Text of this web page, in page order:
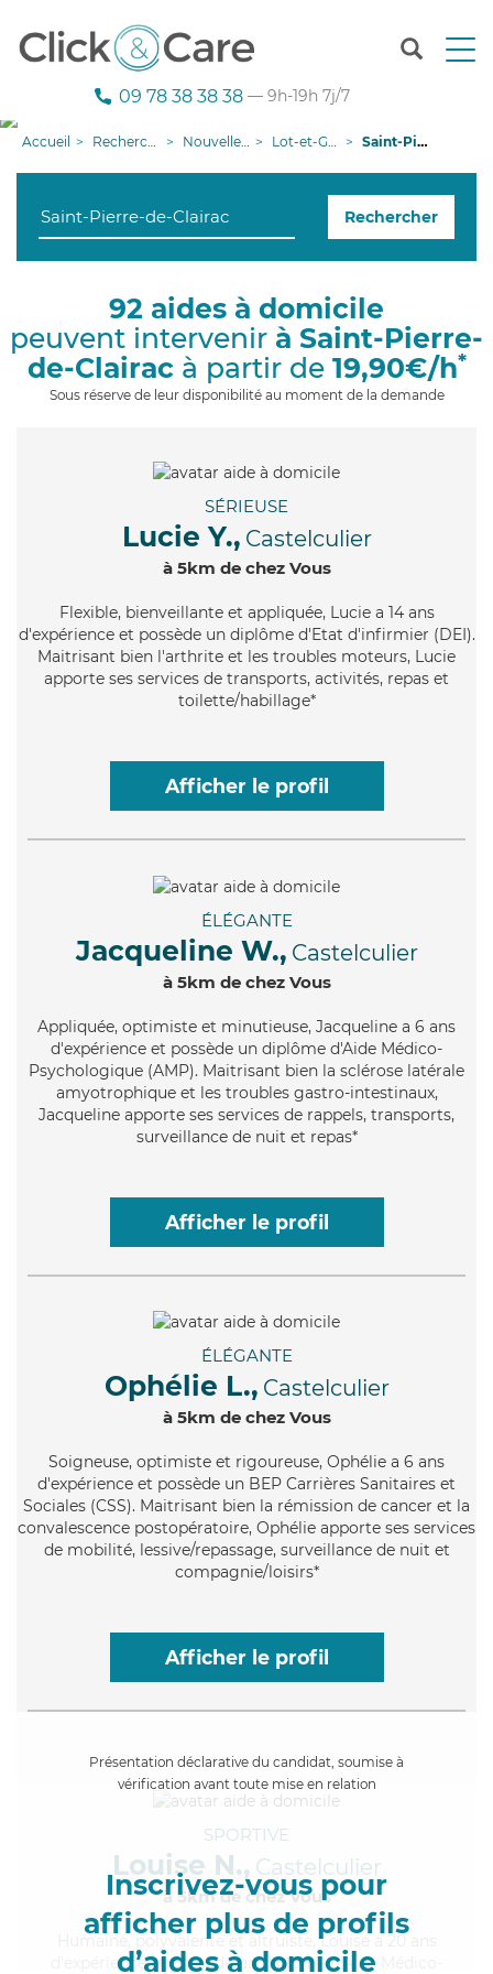
T
n
g
i
o
09 78 38 38 38 — 9h-19h 7j/7
Accueil Recherche aide à domicile Nouvelle-Aquitaine Lot-et-Garonne Saint-Pierre-de-Clairac
Rechercher
92 aides à domicile
peuvent intervenir à Saint-Pierre-
de-Clairacà partir de 19,90€/h*
Sous réserve de leur disponibilité au moment de la demande
SÉRIEUSE
Lucie Y., Castelculier
à 5km de chez Vous
Flexible, bienveillante et appliquée, Lucie a 14 ans
d'expérience et possède un diplôme d'Etat d'infirmier (DEI).
Maitrisant bien l'arthrite et les troubles moteurs, Lucie
apporte ses services de transports, activités, repas et
toilette/habillage*
Afficher le profil
ÉLÉGANTE
Jacqueline W., Castelculier
à 5km de chez Vous
Appliquée, optimiste et minutieuse, Jacqueline a 6 ans
d'expérience et possède un diplôme d'Aide Médico-
Psychologique (AMP). Maitrisant bien la sclérose latérale
amyotrophique et les troubles gastro-intestinaux,
Jacqueline apporte ses services de rappels, transports,
surveillance de nuit et repas*
Afficher le profil
ÉLÉGANTE
Ophélie L., Castelculier
à 5km de chez Vous
Soigneuse, optimiste et rigoureuse, Ophélie a 6 ans
d'expérience et possède un BEP Carrières Sanitaires et
Sociales (CSS). Maitrisant bien la rémission de cancer et la
convalescence postopératoire, Ophélie apporte ses services
de mobilité, lessive/repassage, surveillance de nuit et
compagnie/loisirs*
Afficher le profil
Présentation déclarative du candidat, soumise à
vérification avant toute mise en relation
Inscrivez-vous pour
afficher plus de profils
d’aides à domicile
SPORTIVE
Louise N., Castelculier
à 5km de chez Vous
, polyvalente et altruiste, Louise a 20 ans
d'expérience et possède un diplôme d'Aide Médico-